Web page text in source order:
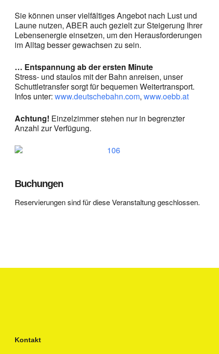
Sie können unser vielfältiges Angebot nach Lust und
Laune nutzen, ABER auch gezielt zur Steigerung Ihrer
Lebensenergie einsetzen, um den Herausforderungen
im Alltag besser gewachsen zu sein.
… Entspannung ab der ersten Minute
Stress- und staulos mit der Bahn anreisen, unser
Schuttletransfer sorgt für bequemen Weitertransport.
Infos unter: www.deutschebahn.com, www.oebb.at
Achtung! Einzelzimmer stehen nur in begrenzter
Anzahl zur Verfügung.
Buchungen
Reservierungen sind für diese Veranstaltung geschlossen.
Kontakt